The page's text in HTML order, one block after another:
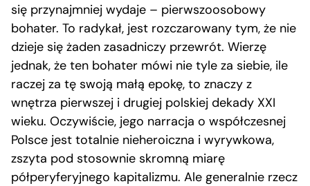
się przynajmniej wydaje – pierwszoosobowy
bohater. To radykał, jest rozczarowany tym, że nie
dzieje się żaden zasadniczy przewrót. Wierzę
jednak, że ten bohater mówi nie tyle za siebie, ile
raczej za tę swoją małą epokę, to znaczy z
wnętrza pierwszej i drugiej polskiej dekady XXI
wieku. Oczywiście, jego narracja o współczesnej
Polsce jest totalnie nieheroiczna i wyrywkowa,
zszyta pod stosownie skromną miarę
półperyferyjnego kapitalizmu. Ale generalnie rzecz